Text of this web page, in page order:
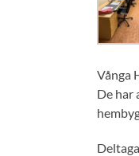
Vånga
De har